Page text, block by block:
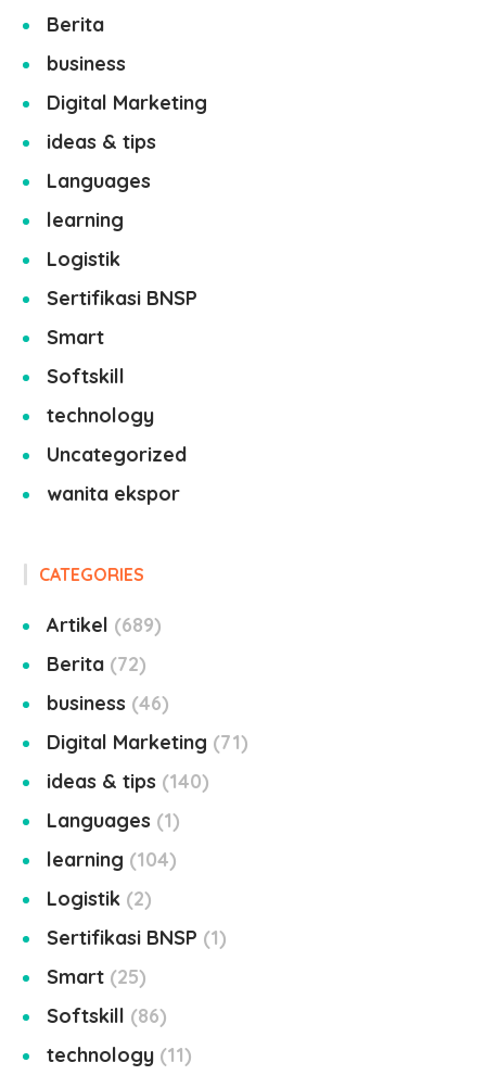
Berita
business
Digital Marketing
ideas & tips
Languages
learning
Logistik
Sertifikasi BNSP
Smart
Softskill
technology
Uncategorized
wanita ekspor
CATEGORIES
Artikel
689
Berita 72
business 46
Digital Marketing
71
ideas & tips
140
Languages
1
learning
104
Logistik 2
Sertifikasi BNSP
1
Smart 25
Softskill
86
technology 11